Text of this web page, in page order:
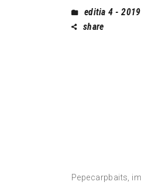
editia 4 - 2019
share
Pepecarpbaits,